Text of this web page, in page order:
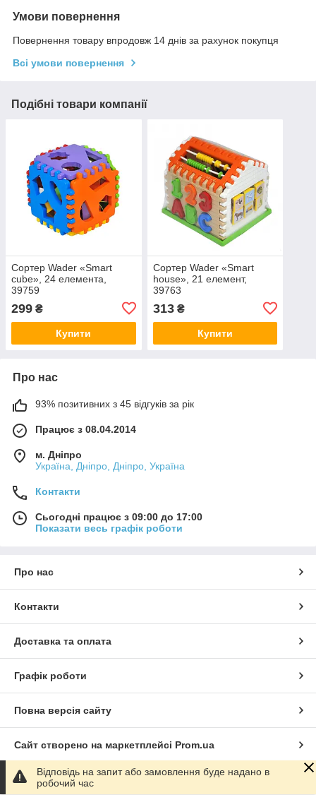
Умови повернення
Повернення товару впродовж 14 днів за рахунок покупця
Всі умови повернення
Подібні товари компанії
Сортер Wader «Smart
cube», 24 елемента,
39759
299 ₴
Купити
Сортер Wader «Smart
house», 21 елемент,
39763
313₴
Купити
Про нас
93% позитивних з 45 відгуків за рік
Працює з 08.04.2014
м. Дніпро
Україна, Дніпро, Дніпро, Україна
Контакти
Сьогодні працює з 09:00 до 17:00
Показати весь графік роботи
Про нас
Контакти
Доставка та оплата
Графік роботи
Повна версія сайту
Сайт створено на маркетплейсі Prom.ua
Політика конфіденційності
Відповідь на запит або замовлення буде надано в
робочий час